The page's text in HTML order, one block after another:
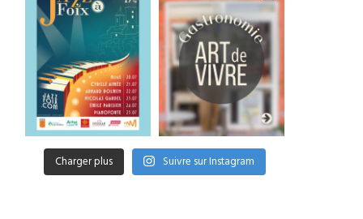
Charger plus Suivre sur Instagram